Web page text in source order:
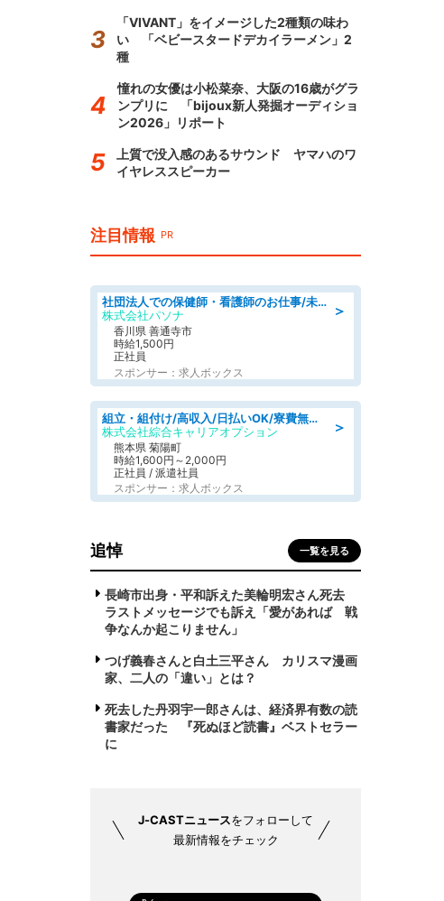
「VIVANT」をイメージした2種類の味わ
い 「ベビースタードデカイラーメン」2
種
憧れの女優は小松菜奈、大阪の16歳がグラ
ンプリに 「bijoux新人発掘オーディショ
ン2026」リポート
上質で没入感のあるサウンド ヤマハのワ
イヤレススピーカー
注目情報 PR
＞
社団法人での保健師・看護師のお仕事/未経験OK/要資格:普通免許、保健師、正看護師
株式会社パソナ
香川県 善通寺市
時給1,500円
正社員
スポンサー：求人ボックス
＞
組立・組付け/高収入/日払いOK/寮費無料/交替制/20・30・40代活躍中
株式会社綜合キャリアオプション
熊本県 菊陽町
時給1,600円～2,000円
正社員 / 派遣社員
スポンサー：求人ボックス
追悼 一覧を見る
長崎市出身・平和訴えた美輪明宏さん死去
ラストメッセージでも訴え「愛があれば 戦
争なんか起こりません」
つげ義春さんと白土三平さん カリスマ漫画
家、二人の「違い」とは？
死去した丹羽宇一郎さんは、経済界有数の読
書家だった 『死ぬほど読書』ベストセラー
に
J-CASTニュースをフォローして
最新情報をチェック